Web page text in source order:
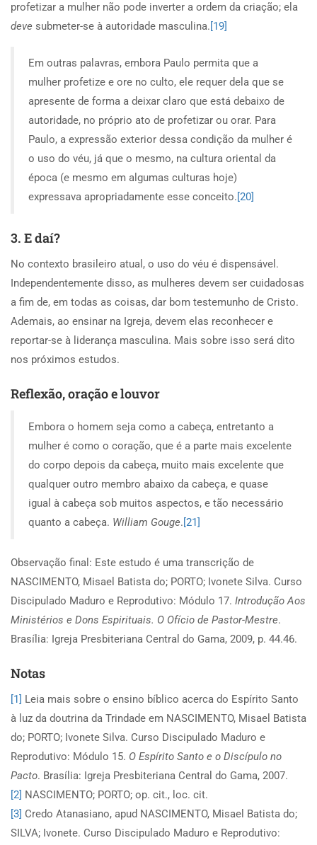
profetizar a mulher não pode inverter a ordem da criação; ela
deve submeter-se à autoridade masculina.[19]
Em outras palavras, embora Paulo permita que a
mulher profetize e ore no culto, ele requer dela que se
apresente de forma a deixar claro que está debaixo de
autoridade, no próprio ato de profetizar ou orar. Para
Paulo, a expressão exterior dessa condição da mulher é
o uso do véu, já que o mesmo, na cultura oriental da
época (e mesmo em algumas culturas hoje)
expressava apropriadamente esse conceito.[20]
3. E daí?
No contexto brasileiro atual, o uso do véu é dispensável.
Independentemente disso, as mulheres devem ser cuidadosas
a fim de, em todas as coisas, dar bom testemunho de Cristo.
Ademais, ao ensinar na Igreja, devem elas reconhecer e
reportar-se à liderança masculina. Mais sobre isso será dito
nos próximos estudos.
Reflexão, oração e louvor
Embora o homem seja como a cabeça, entretanto a
mulher é como o coração, que é a parte mais excelente
do corpo depois da cabeça, muito mais excelente que
qualquer outro membro abaixo da cabeça, e quase
igual à cabeça sob muitos aspectos, e tão necessário
quanto a cabeça. William Gouge.[21]
Observação final: Este estudo é uma transcrição de
NASCIMENTO, Misael Batista do; PORTO; Ivonete Silva. Curso
Discipulado Maduro e Reprodutivo: Módulo 17. Introdução Aos
Ministérios e Dons Espirituais. O Ofício de Pastor-Mestre.
Brasília: Igreja Presbiteriana Central do Gama, 2009, p. 44.46.
Notas
[1] Leia mais sobre o ensino bíblico acerca do Espírito Santo
à luz da doutrina da Trindade em NASCIMENTO, Misael Batista
do; PORTO; Ivonete Silva. Curso Discipulado Maduro e
Reprodutivo: Módulo 15. O Espírito Santo e o Discípulo no
Pacto. Brasília: Igreja Presbiteriana Central do Gama, 2007.
[2] NASCIMENTO; PORTO; op. cit., loc. cit.
[3] Credo Atanasiano, apud NASCIMENTO, Misael Batista do;
SILVA; Ivonete. Curso Discipulado Maduro e Reprodutivo: